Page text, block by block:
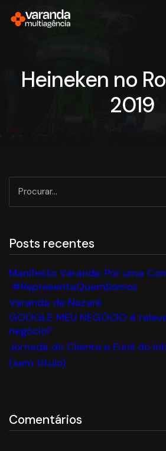
Heineken no
2019
Posts recentes
Manifesto Varanda: Por uma
#RepresentaQuemSomos
Varanda de Nazaré
GOOGLE MEU NEGÓCIO é
negócio?
Jornada do Cliente e Funil do
(sem título)
Comentários